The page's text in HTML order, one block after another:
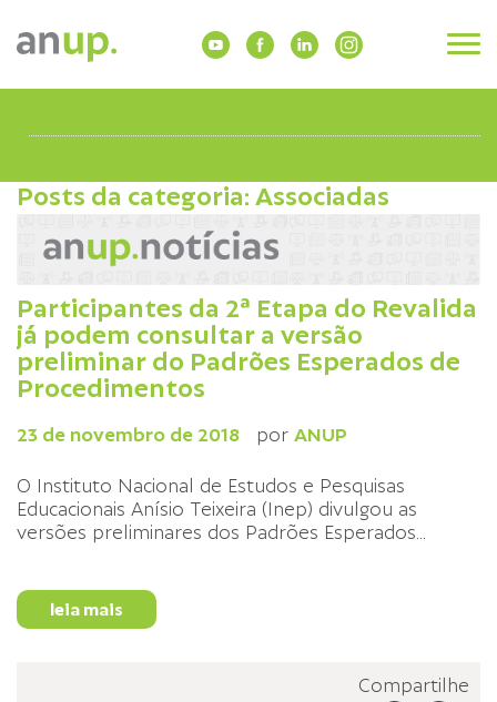
Posts da categoria: Associadas
Participantes da 2ª Etapa do Revalida
já podem consultar a versão
preliminar do Padrões Esperados de
Procedimentos
23 de novembro de 2018 por ANUP
O Instituto Nacional de Estudos e Pesquisas
Educacionais Anísio Teixeira (Inep) divulgou as
versões preliminares dos Padrões Esperados...
leia mais
Compartilhe